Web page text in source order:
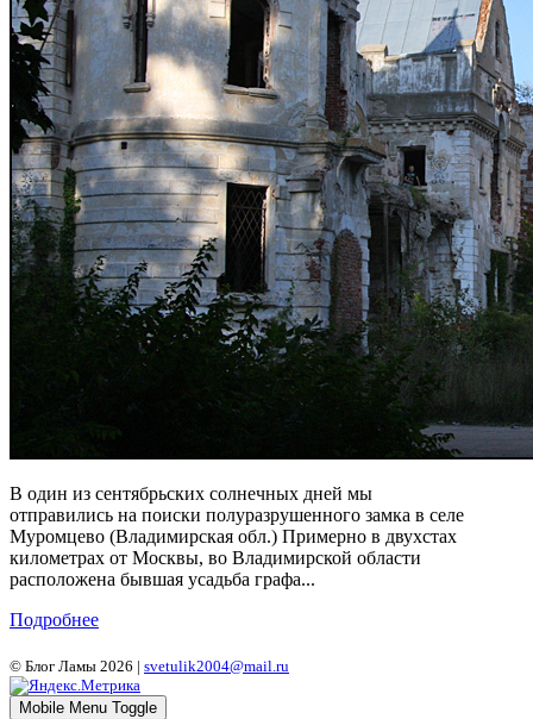
В один из сентябрьских солнечных дней мы
отправились на поиски полуразрушенного замка в селе
Муромцево (Владимирская обл.) Примерно в двухстах
километрах от Москвы, во Владимирской области
расположена бывшая усадьба графа...
Подробнее
© Блог Ламы 2026 | svetulik2004@mail.ru
Mobile Menu Toggle